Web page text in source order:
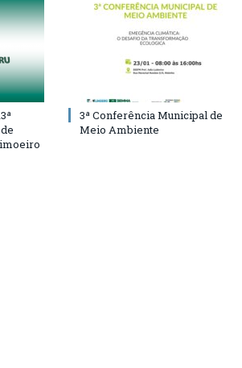
3ª Conferência Municipal de
Meio Ambiente